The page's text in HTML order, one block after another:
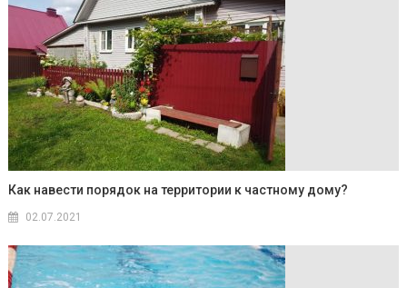
Как навести порядок на территории к частному дому?
02.07.2021